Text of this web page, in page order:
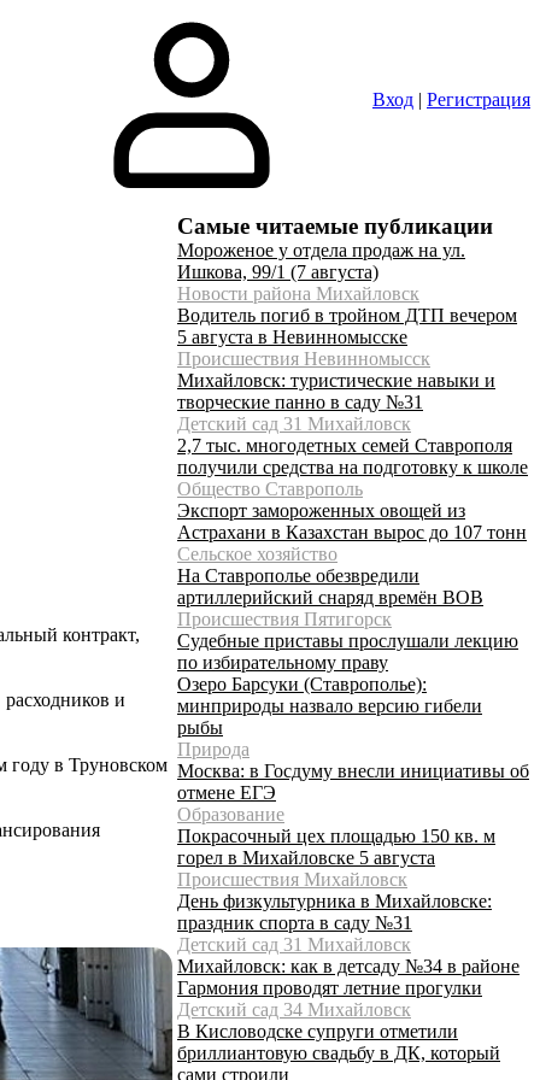
Вход | Регистрация
контракт,
и
году в Труновском
Самые читаемые публикации
Мороженое у отдела продаж на ул.
Ишкова, 99/1 (7 августа)
Новости района Михайловск
Водитель погиб в тройном ДТП вечером
5 августа в Невинномысске
Происшествия Невинномысск
Михайловск: туристические навыки и
творческие панно в саду №31
Детский сад 31 Михайловск
2,7 тыс. многодетных семей Ставрополя
получили средства на подготовку к школе
Общество Ставрополь
Экспорт замороженных овощей из
Астрахани в Казахстан вырос до 107 тонн
Сельское хозяйство
На Ставрополье обезвредили
артиллерийский снаряд времён ВОВ
Происшествия Пятигорск
Судебные приставы прослушали лекцию
по избирательному праву
Озеро Барсуки (Ставрополье):
минприроды назвало версию гибели
рыбы
Природа
Москва: в Госдуму внесли инициативы об
отмене ЕГЭ
Образование
Покрасочный цех площадью 150 кв. м
горел в Михайловске 5 августа
Происшествия Михайловск
День физкультурника в Михайловске:
праздник спорта в саду №31
Детский сад 31 Михайловск
Михайловск: как в детсаду №34 в районе
Гармония проводят летние прогулки
Детский сад 34 Михайловск
В Кисловодске супруги отметили
бриллиантовую свадьбу в ДК, который
сами строили